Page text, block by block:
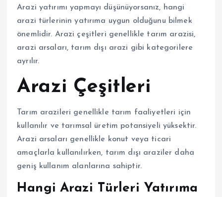
Arazi yatırımı yapmayı düşünüyorsanız, hangi
arazi türlerinin yatırıma uygun olduğunu bilmek
önemlidir. Arazi çeşitleri genellikle tarım arazisi,
arazi arsaları, tarım dışı arazi gibi kategorilere
ayrılır.
Arazi Çeşitleri
Tarım arazileri genellikle tarım faaliyetleri için
kullanılır ve tarımsal üretim potansiyeli yüksektir.
Arazi arsaları genellikle konut veya ticari
amaçlarla kullanılırken, tarım dışı araziler daha
geniş kullanım alanlarına sahiptir.
Hangi Arazi Türleri Yatırıma